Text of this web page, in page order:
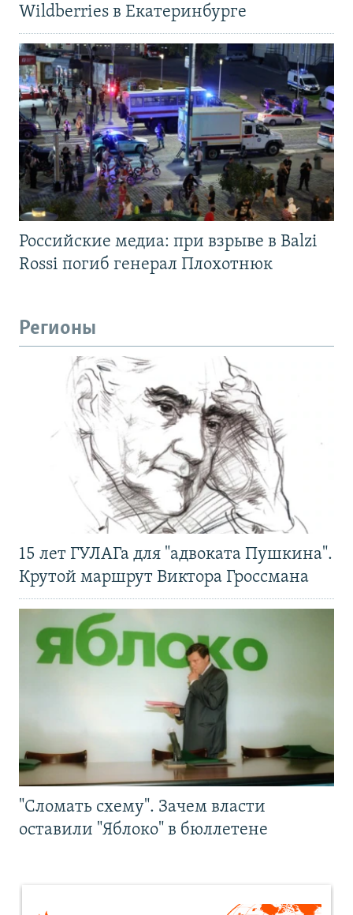
Wildberries в Екатеринбурге
Российские медиа: при взрыве в Balzi
Rossi погиб генерал Плохотнюк
Регионы
15 лет ГУЛАГа для "адвоката Пушкина".
Крутой маршрут Виктора Гроссмана
"Сломать схему". Зачем власти
оставили "Яблоко" в бюллетене